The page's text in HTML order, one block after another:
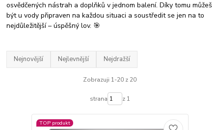
osvědčených nástrah a doplňků v jednom balení. Díky tomu můžeš
být u vody připraven na každou situaci a soustředit se jen na to
nejdůležitější – úspěšný lov. 🎯
Nejnovější Nejlevnější Nejdražší
Zobrazuji 1-20 z 20
strana z 1
TOP produkt